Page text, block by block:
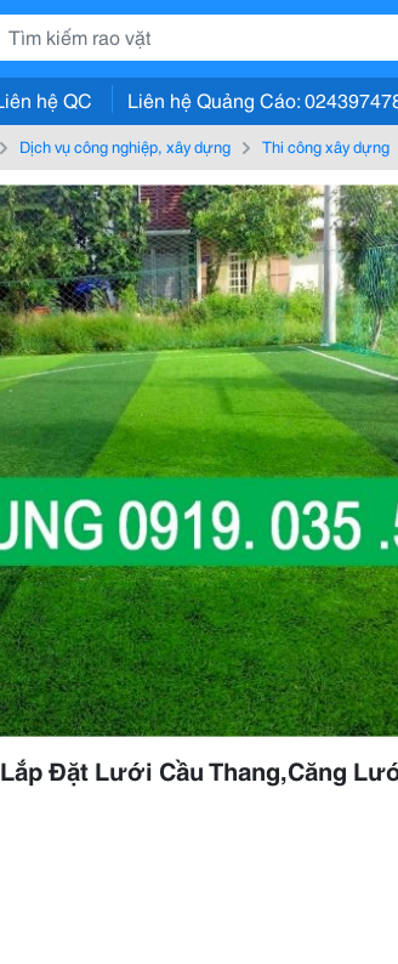
hệ QC Liên hệ Quảng Cáo:
Dịch vụ công nghiệp, xây dựng Thi công xây dựng
Đặt Lưới Cầu Thang,Căng